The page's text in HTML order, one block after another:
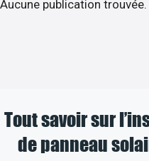
Aucune publication trouvée.
Tout savoir sur
de panneau